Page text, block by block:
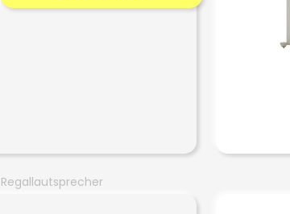
Regallautsprecher